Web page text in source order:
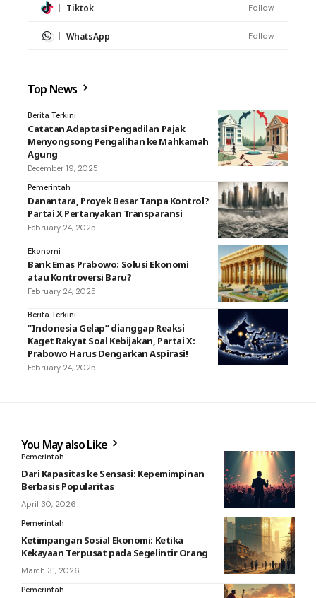
Tiktok Follow
WhatsApp Follow
Top News
Berita Terkini
Catatan Adaptasi Pengadilan Pajak
Menyongsong Pengalihan ke Mahkamah
Agung
December 19, 2025
Pemerintah
Danantara, Proyek Besar Tanpa Kontrol?
Partai X Pertanyakan Transparansi
February 24, 2025
Ekonomi
Bank Emas Prabowo: Solusi Ekonomi
atau Kontroversi Baru?
February 24, 2025
Berita Terkini
“Indonesia Gelap” dianggap Reaksi
Kaget Rakyat Soal Kebijakan, Partai X:
Prabowo Harus Dengarkan Aspirasi!
February 24, 2025
You May also Like
Pemerintah
Dari Kapasitas ke Sensasi: Kepemimpinan
Berbasis Popularitas
April 30, 2026
Pemerintah
Ketimpangan Sosial Ekonomi: Ketika
Kekayaan Terpusat pada Segelintir Orang
March 31, 2026
Pemerintah